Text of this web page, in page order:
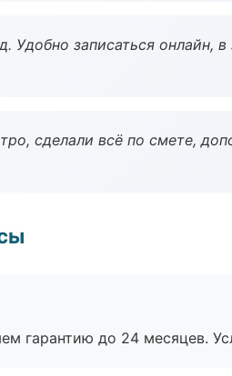
записаться онлайн,
сделали всё по смете,
гарантию до 24 месяцев.